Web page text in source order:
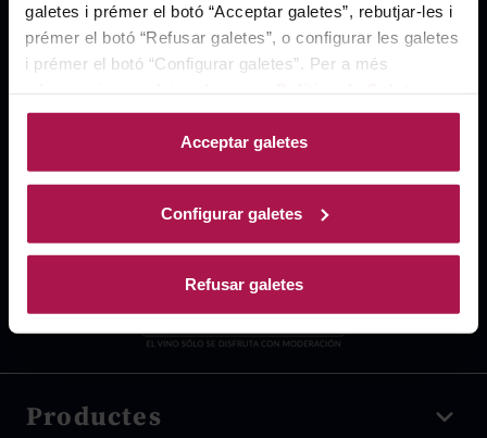
galetes i prémer el botó “Acceptar galetes”, rebutjar-les i
prémer el botó “Refusar galetes”, o configurar les galetes
i prémer el botó “Configurar galetes”. Per a més
Acceptar galetes
Configurar galetes
Refusar galetes
Productes